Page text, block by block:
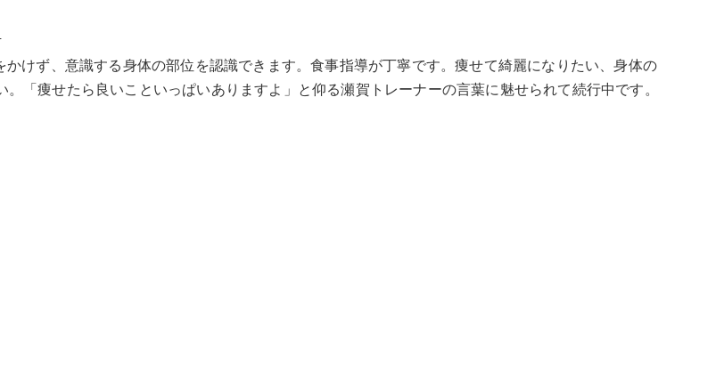
けず、意識する身体の部位を認識できます。食事指導が丁寧です。痩せて綺麗になりたい、身体の
「痩せたら良いこといっぱいありますよ」と仰る瀬賀トレーナーの言葉に魅せられて続行中です。